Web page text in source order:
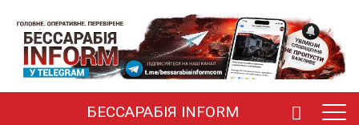
БЕССАРАБІЯ INFORM